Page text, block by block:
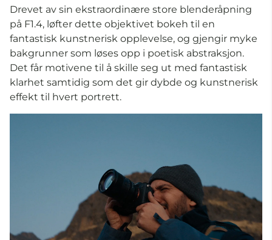
Drevet av sin ekstraordinære store blenderåpning
på F1.4, løfter dette objektivet bokeh til en
fantastisk kunstnerisk opplevelse, og gjengir myke
bakgrunner som løses opp i poetisk abstraksjon.
Det får motivene til å skille seg ut med fantastisk
klarhet samtidig som det gir dybde og kunstnerisk
effekt til hvert portrett.